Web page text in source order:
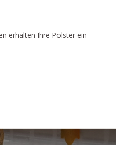
erhalten Ihre Polster ein